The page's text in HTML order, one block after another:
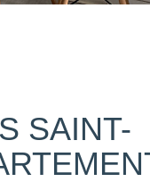
SAINT-